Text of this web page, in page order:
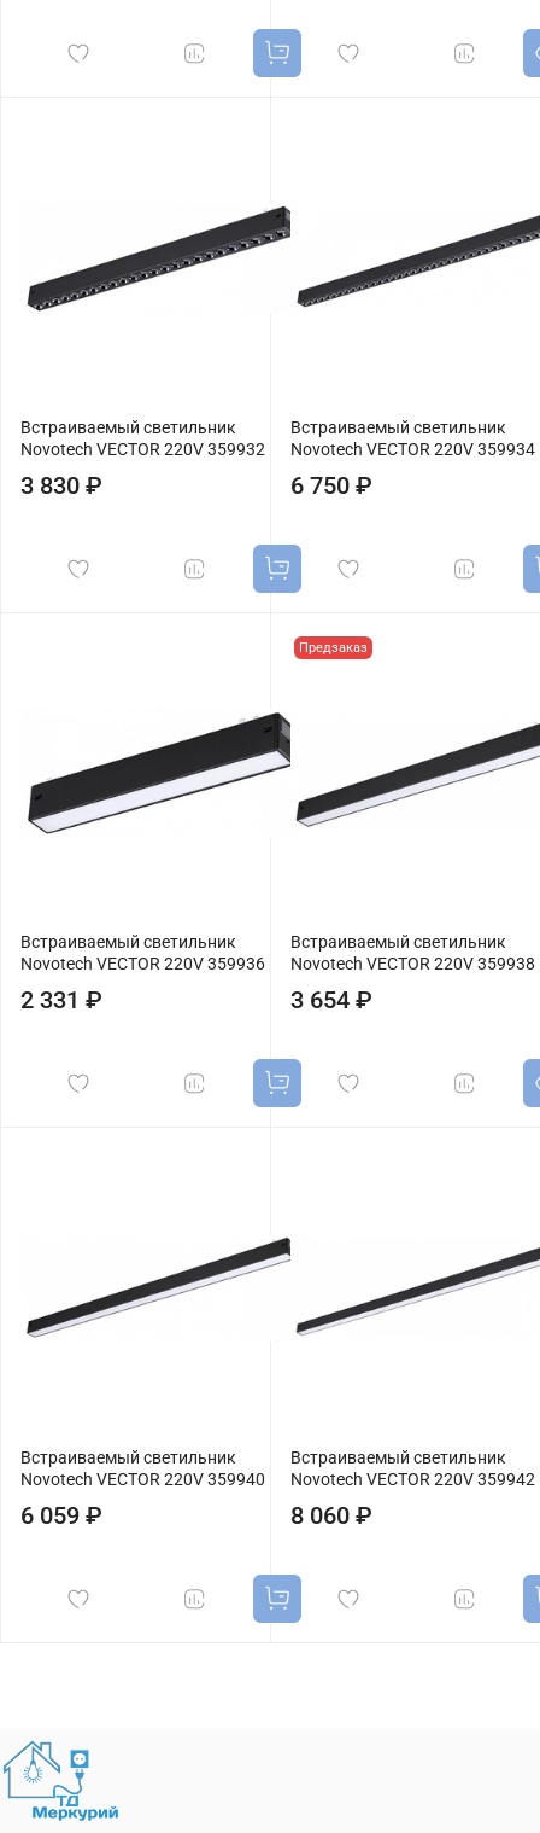
Встраиваемый светильник
Novotech VECTOR 220V 359932
3 830 ₽
Встраиваемый светильник
Novotech VECTOR 220V 359934
6 750 ₽
Встраиваемый светильник
Novotech VECTOR 220V 359936
2 331 ₽
Предзаказ
Встраиваемый светильник
Novotech VECTOR 220V 359938
3 654 ₽
Встраиваемый светильник
Novotech VECTOR 220V 359940
6 059 ₽
Встраиваемый светильник
Novotech VECTOR 220V 359942
8 060 ₽